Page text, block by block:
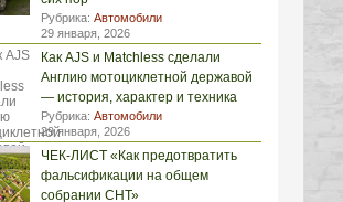
Рубрика: Автомобили
29 января, 2026
Как AJS и Matchless сделали
Англию мотоциклетной державой
— история, характер и техника
Рубрика: Автомобили
29 января, 2026
ЧЕК-ЛИСТ «Как предотвратить
фальсификации на общем
собрании СНТ»